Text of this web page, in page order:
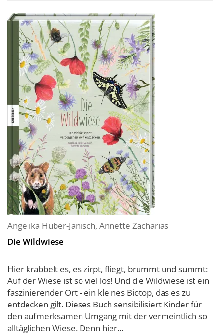
Angelika Huber-Janisch, Annette Zacharias
Die Wildwiese
Hier krabbelt es, es zirpt, fliegt, brummt und summt:
Auf der Wiese ist so viel los! Und die Wildwiese ist ein
faszinierender Ort - ein kleines Biotop, das es zu
entdecken gilt. Dieses Buch sensibilisiert Kinder für
den aufmerksamen Umgang mit der vermeintlich so
alltäglichen Wiese. Denn hier...